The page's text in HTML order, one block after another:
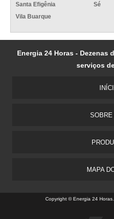
Santa Efigênia
Sé
Vila Buarque
Energia 24 Horas - Dezenas
serviços
SOBRE
MAPA
Copyright © Energia 24